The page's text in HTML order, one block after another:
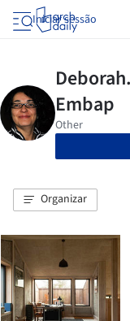
Iniciar sessão
Organizar